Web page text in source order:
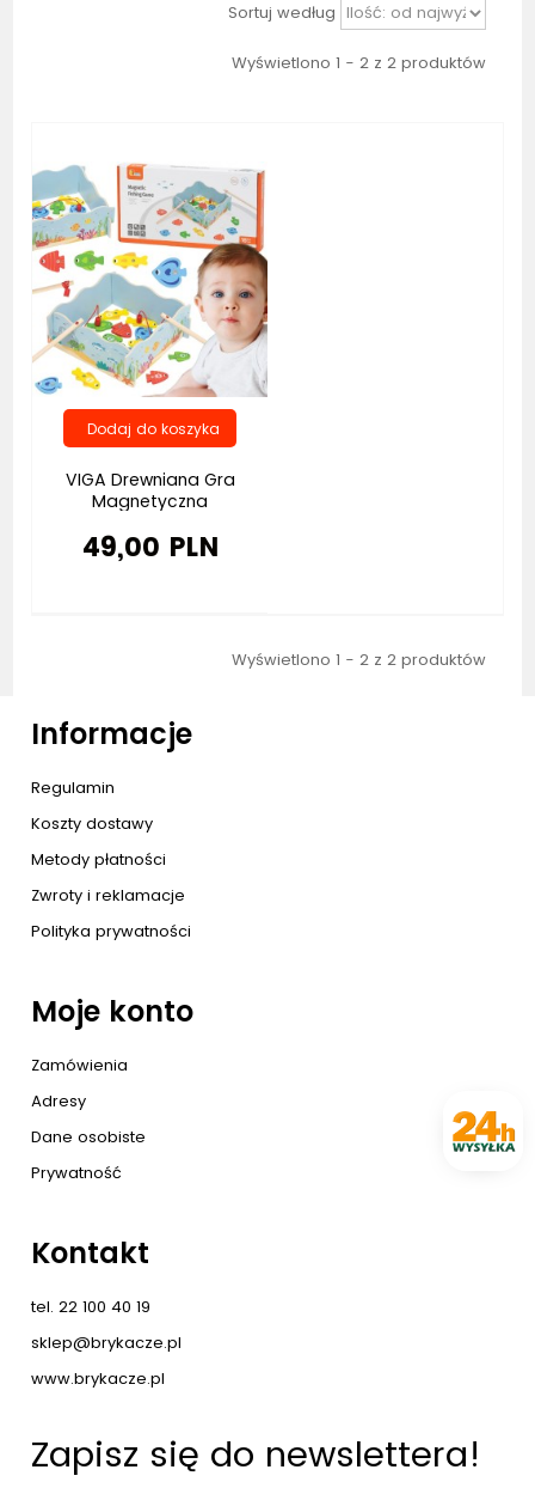
Sortuj według
Wyświetlono 1 - 2 z 2 produktów
VIGA Drewniana Gra
Magnetyczna
49,00 PLN
Wyświetlono 1 - 2 z 2 produktów
Informacje
Regulamin
Koszty dostawy
Metody płatności
Zwroty i reklamacje
Polityka prywatności
Moje konto
Zamówienia
Adresy
Dane osobiste
Prywatność
Kontakt
tel. 22 100 40 19
sklep@brykacze.pl
www.brykacze.pl
Zapisz się do newslettera!